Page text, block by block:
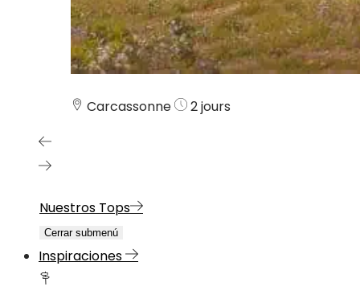
Carcassonne 2 jours
Nuestros Tops
Cerrar submenú
Inspiraciones